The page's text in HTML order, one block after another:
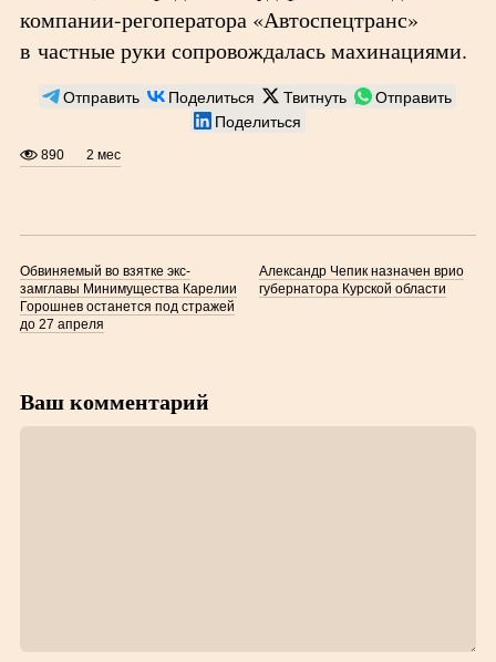
компании-регоператора «Автоспецтранс»
в частные руки сопровождалась махинациями.
Отправить Поделиться Твитнуть
Отправить
Поделиться
890 2 мес
Обвиняемый во взятке экс-
замглавы Минимущества Карелии
Горошнев останется под стражей
до 27 апреля
Александр Чепик назначен врио
губернатора Курской области
Ваш комментарий